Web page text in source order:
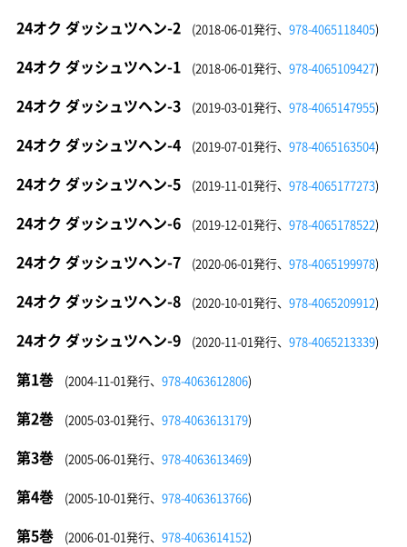
24オク ダッシュツヘン-2 (2018-06-01発行、 978-4065118405)
24オク ダッシュツヘン-1 (2018-06-01発行、 978-4065109427)
24オク ダッシュツヘン-3 (2019-03-01発行、 978-4065147955)
24オク ダッシュツヘン-4 (2019-07-01発行、 978-4065163504)
24オク ダッシュツヘン-5 (2019-11-01発行、 978-4065177273)
24オク ダッシュツヘン-6 (2019-12-01発行、 978-4065178522)
24オク ダッシュツヘン-7 (2020-06-01発行、 978-4065199978)
24オク ダッシュツヘン-8 (2020-10-01発行、 978-4065209912)
24オク ダッシュツヘン-9 (2020-11-01発行、 978-4065213339)
第1巻 (2004-11-01発行、 978-4063612806)
第2巻 (2005-03-01発行、 978-4063613179)
第3巻 (2005-06-01発行、 978-4063613469)
第4巻 (2005-10-01発行、 978-4063613766)
第5巻 (2006-01-01発行、 978-4063614152)